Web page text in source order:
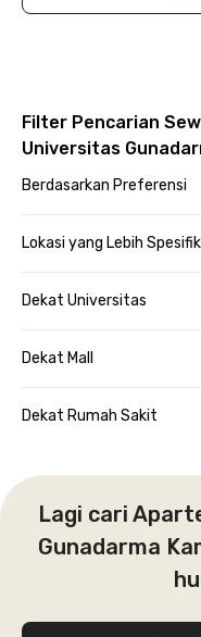
Filter Pencarian
Universitas
Berdasarkan Preferensi
Lokasi yang Lebih Spesifik
Dekat Universitas
Dekat Mall
Dekat Rumah Sakit
Lagi cari
Gunadarma